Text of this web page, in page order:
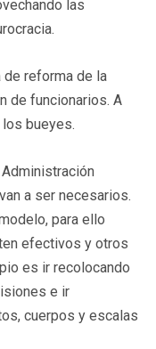
las
de reforma de la
de funcionarios. A
bueyes.
a ser necesarios.
para ello
efectivos y otros
es ir recolocando
e ir
cuerpos y escalas